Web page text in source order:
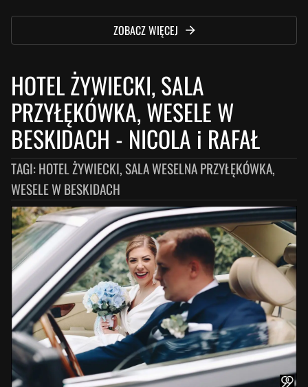
ZOBACZ WIĘCEJ
HOTEL ŻYWIECKI, SALA
PRZYŁĘKÓWKA, WESELE W
BESKIDACH - NICOLA i RAFAŁ
TAGI:HOTEL ŻYWIECKI, SALA WESELNA PRZYŁĘKÓWKA,
WESELE W BESKIDACH